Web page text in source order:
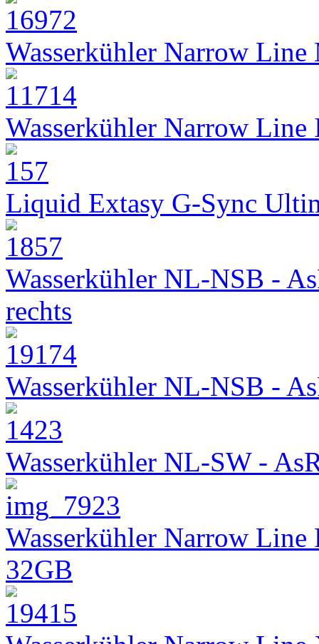
Wasserkühler Narrow
Wasserkühler Narrow
Liquid Extasy G-Sync
Wasserkühler NL-NSB -
rechts
Wasserkühler NL-NSB -
Wasserkühler NL-SW -
Wasserkühler Narrow
32GB